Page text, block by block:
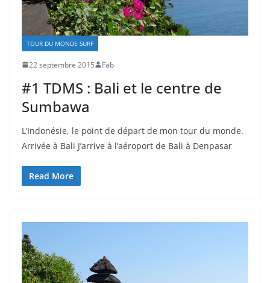
TOUR DU MONDE SURF
22 septembre 2015 Fab
#1 TDMS : Bali et le centre de
Sumbawa
L’Indonésie, le point de départ de mon tour du monde.
Arrivée à Bali J’arrive à l’aéroport de Bali à Denpasar
Read More